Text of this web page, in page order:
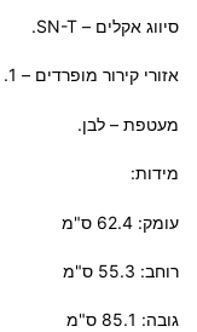
סיווג אקלים – SN-T.
אזורי קירור מופרדים – 1.
מעטפת – לבן.
מידות:
עומק: 62.4 ס"מ
רוחב: 55.3 ס"מ
גובה: 85.1 ס"מ